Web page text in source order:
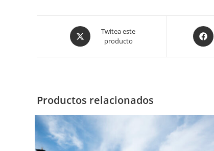
Opens
in
Twitea este
producto
Opens
in
Productos relacionados